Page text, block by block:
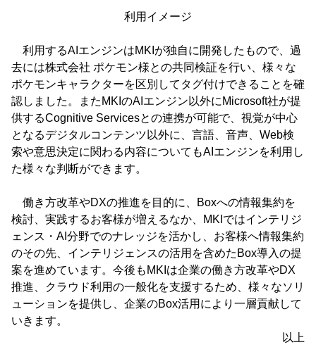
利用イメージ
利用するAIエンジンはMKIが独自に開発したもので、過
去には株式会社 ポケモン様との共同検証を行い、様々な
ポケモンキャラクターを区別してタグ付けできることを確
認しました。またMKIのAIエンジン以外にMicrosoft社が提
供するCognitive Servicesとの連携が可能で、視覚が中心
となるデジタルコンテンツ以外に、言語、音声、Web検
索や意思決定に関わる内容についてもAIエンジンを利用し
た様々な判断ができます。
働き方改革やDXの推進を目的に、Boxへの情報集約を
検討、実践するお客様が増えるなか、MKIではインテリジ
ェンス・AI分野でのナレッジを活かし、お客様へ情報集約
のその先、インテリジェンスの活用を含めたBox導入の提
案を進めています。今後もMKIは企業の働き方改革やDX
推進、クラウド利用の一般化を支援するため、様々なソリ
ューションを提供し、企業のBox活用により一層貢献して
いきます。
以上